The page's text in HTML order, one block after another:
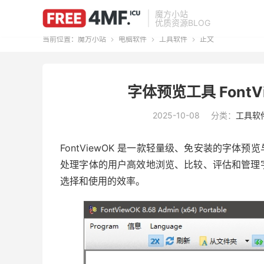
魔方小站
优质资源BLOG
当前位置： 魔方小站  电脑软件  工具软件  正文
字体预览工具
2025-10-08 分类： 工具软
FontViewOK 是一款轻量级、免安装的字体预
处理字体的用户高效地浏览、比较、评估和管
选择和使用的效率。